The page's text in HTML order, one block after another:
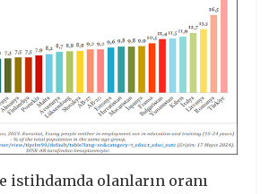
istihdamda olanların oranı